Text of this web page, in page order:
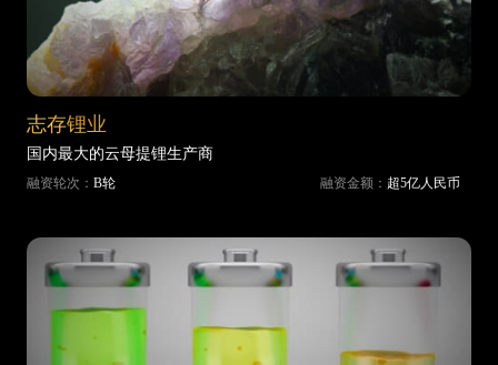
志存锂业
国内最大的云母提锂生产商
融资轮次： B轮 融资金额： 超5亿人民币